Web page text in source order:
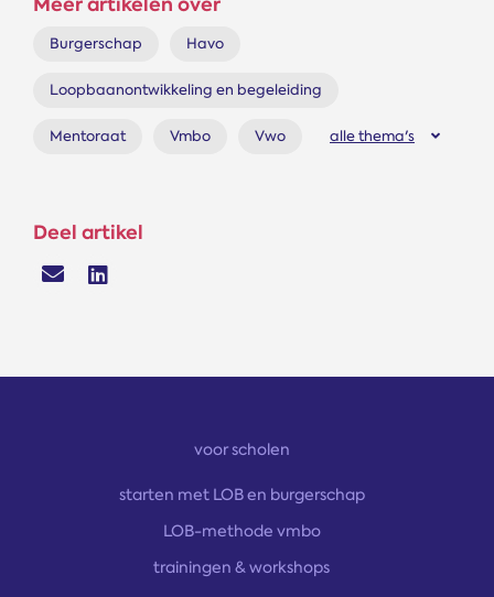
Burgerschap Havo
Loopbaanontwikkeling en begeleiding
Mentoraat Vmbo Vwo alle thema's
Deel artikel
voor scholen
starten met LOB en burgerschap
LOB-methode vmbo
trainingen & workshops